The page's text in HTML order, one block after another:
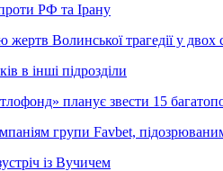
РФ та Ірану
Волинської трагедії у двох
в інші підрозділи
планує звести 15
групи Favbet,
із Вучичем